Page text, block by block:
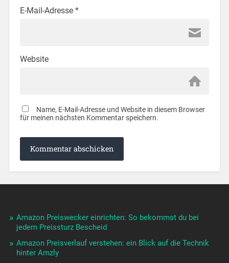
E-Mail-Adresse *
Website
Name, E-Mail-Adresse und Website in diesem Browser
für meinen nächsten Kommentar speichern.
Amazon Preiswecker einrichten: So bekommst du bei
jedem Preissturz Bescheid
Amazon Preisverlauf verstehen: ein Blick auf die Technik
hinter Amzly